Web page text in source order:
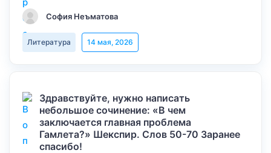
София Неъматова
Литература 14 мая, 2026
Здравствуйте, нужно написать
небольшое сочинение: «В чем
заключается главная проблема
Гамлета?» Шекспир. Слов 50-70 Заранее
спасибо!